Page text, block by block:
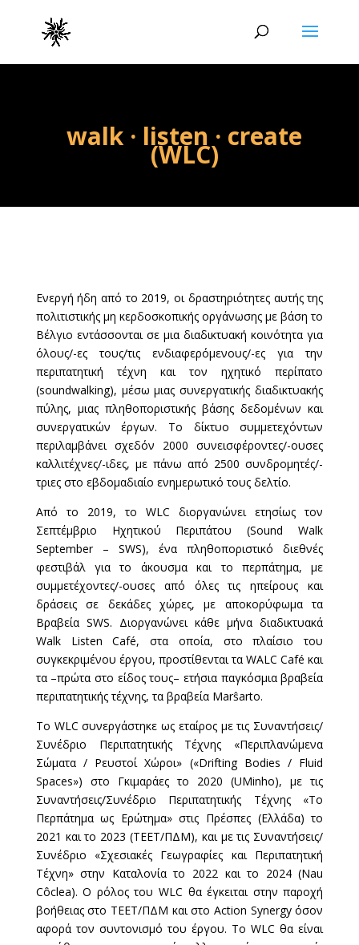
walk · listen · create
(WLC)
Ενεργή ήδη από το 2019, οι δραστηριότητες αυτής της
πολιτιστικής μη κερδοσκοπικής οργάνωσης με βάση το
Βέλγιο εντάσσονται σε μια διαδικτυακή κοινότητα για
όλους/-ες τους/τις ενδιαφερόμενους/-ες για την
περιπατητική τέχνη και τον ηχητικό περίπατο
(soundwalking), μέσω μιας συνεργατικής διαδικτυακής
πύλης, μιας πληθοποριστικής βάσης δεδομένων και
συνεργατικών έργων. Το δίκτυο συμμετεχόντων
περιλαμβάνει σχεδόν 2000 συνεισφέροντες/-ουσες
καλλιτέχνες/-ιδες, με πάνω από 2500 συνδρομητές/-
τριες στο εβδομαδιαίο ενημερωτικό τους δελτίο.
Από το 2019, το WLC διοργανώνει ετησίως τον
Σεπτέμβριο Ηχητικού Περιπάτου (Sound Walk
September – SWS), ένα πληθοποριστικό διεθνές
φεστιβάλ για το άκουσμα και το περπάτημα, με
συμμετέχοντες/-ουσες από όλες τις ηπείρους και
δράσεις σε δεκάδες χώρες, με αποκορύφωμα τα
Βραβεία SWS. Διοργανώνει κάθε μήνα διαδικτυακά
Walk Listen Café, στα οποία, στο πλαίσιο του
συγκεκριμένου έργου, προστίθενται τα WALC Café και
τα –πρώτα στο είδος τους– ετήσια παγκόσμια βραβεία
περιπατητικής τέχνης, τα βραβεία Marŝarto.
Το WLC συνεργάστηκε ως εταίρος με τις Συναντήσεις/
Συνέδριo Περιπατητικής Τέχνης «Περιπλανώμενα
Σώματα / Ρευστοί Χώροι» («Drifting Bodies / Fluid
Spaces») στο Γκιμαράες το 2020 (UMinho), με τις
Συναντήσεις/Συνέδριo Περιπατητικής Τέχνης «Το
Περπάτημα ως Ερώτημα» στις Πρέσπες (Ελλάδα) το
2021 και το 2023 (ΤΕΕΤ/ΠΔΜ), και με τις Συναντήσεις/
Συνέδριο «Σχεσιακές Γεωγραφίες και Περιπατητική
Τέχνη» στην Καταλονία το 2022 και το 2024 (Nau
Côclea). Ο ρόλος του WLC θα έγκειται στην παροχή
βοήθειας στο ΤΕΕΤ/ΠΔΜ και στο Action Synergy όσον
αφορά τον συντονισμό του έργου. Το WLC θα είναι